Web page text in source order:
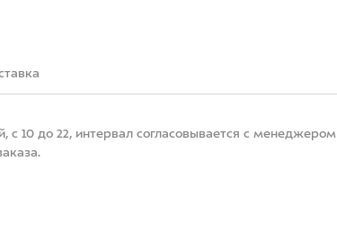
с 10 до 22, интервал согласовывается с менеджером